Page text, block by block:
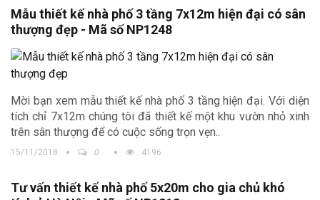
Mẫu thiết kế nhà phố 3 tầng 7x12m hiện đại có sân
thượng đẹp - Mã số NP1248
Mời bạn xem mẫu thiết kế nhà phố 3 tầng hiện đại. Với diện
tích chỉ 7x12m chúng tôi đã thiết kế một khu vườn nhỏ xinh
trên sân thượng để có cuộc sống trọn vẹn..
15/11/2018 0 4196
Tư vấn thiết kế nhà phố 5x20m cho gia chủ khó